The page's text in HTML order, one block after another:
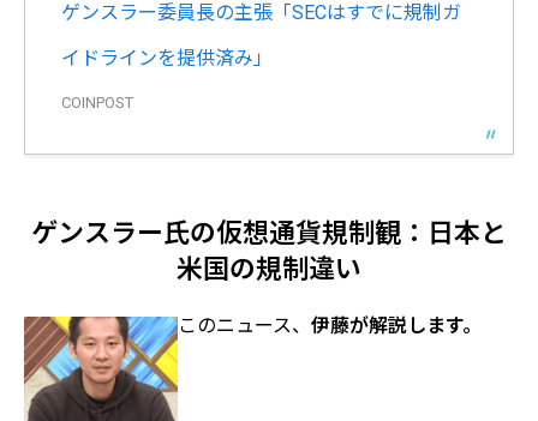
ゲンスラー委員長の主張「SECはすでに規制ガ
イドラインを提供済み」
COINPOST
ゲンスラー氏の仮想通貨規制観：日本と
米国の規制違い
このニュース、 伊藤が解説します。